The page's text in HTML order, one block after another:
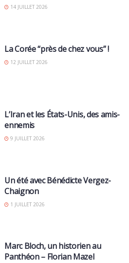
14 JUILLET 2026
La Corée “près de chez vous” !
12 JUILLET 2026
L’Iran et les États-Unis, des amis-
ennemis
9 JUILLET 2026
Un été avec Bénédicte Vergez-
Chaignon
1 JUILLET 2026
Marc Bloch, un historien au
Panthéon – Florian Mazel